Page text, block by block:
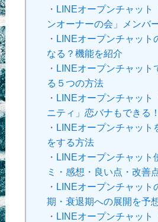
・ LINEオープンチャット
ンオーナーの会」メンバ
・ LINEオープンチャット
なる？機能を紹介
・ LINEオープンチャット
る５つの方法
・ LINEオープンチャット
ニティ」恋バナもできる
・ LINEオープンチャット
をする方法
・ LINEオープンチャット
ミ・感想・良い点・改善
・ LINEオープンチャット
期・衰退期への展開を予
・ LINEオープンチャット